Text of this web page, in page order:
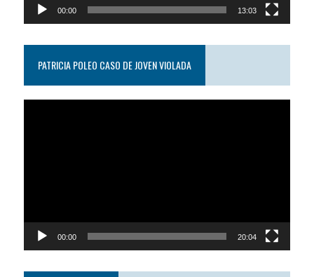
00:00 13:03
PATRICIA POLEO CASO DE JOVEN VIOLADA
00:00 20:04